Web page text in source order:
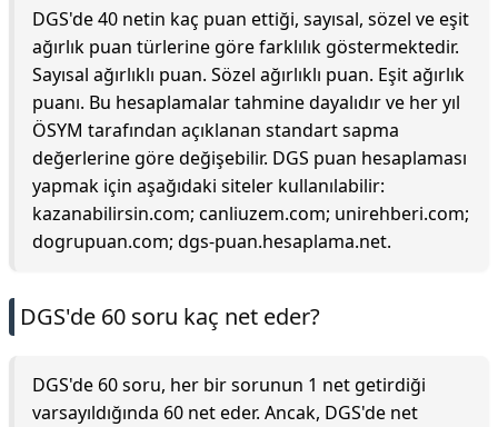
DGS'de 40 netin kaç puan ettiği, sayısal, sözel ve eşit
ağırlık puan türlerine göre farklılık göstermektedir.
Sayısal ağırlıklı puan. Sözel ağırlıklı puan. Eşit ağırlık
puanı. Bu hesaplamalar tahmine dayalıdır ve her yıl
ÖSYM tarafından açıklanan standart sapma
değerlerine göre değişebilir. DGS puan hesaplaması
yapmak için aşağıdaki siteler kullanılabilir:
kazanabilirsin.com; canliuzem.com; unirehberi.com;
dogrupuan.com; dgs-puan.hesaplama.net.
DGS'de 60 soru kaç net eder?
DGS'de 60 soru, her bir sorunun 1 net getirdiği
varsayıldığında 60 net eder. Ancak, DGS'de net